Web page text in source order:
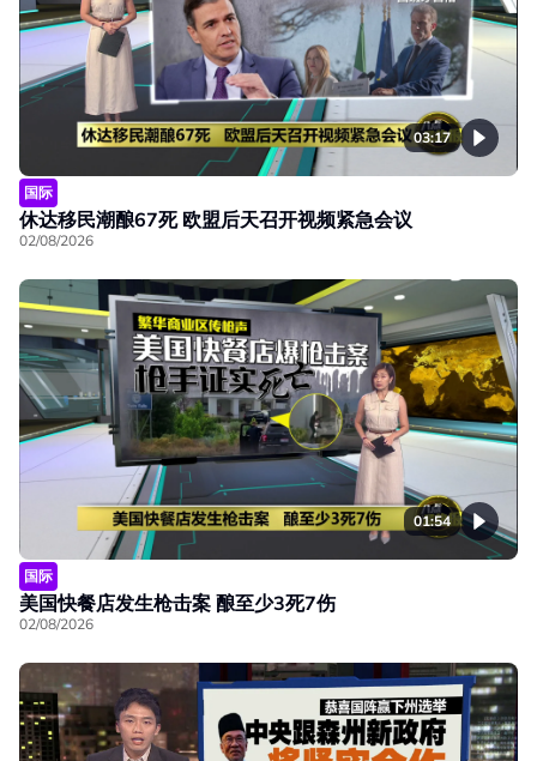
03:17
国际
休达移民潮酿67死 欧盟后天召开视频紧急会议
02/08/2026
01:54
国际
美国快餐店发生枪击案 酿至少3死7伤
02/08/2026